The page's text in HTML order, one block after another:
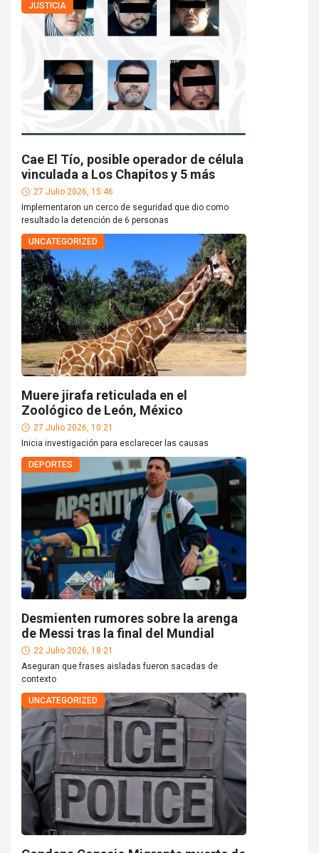
JUSTICIA
Cae El Tío, posible operador de célula
vinculada a Los Chapitos y 5 más
27 Julio 2026, 15:46
Implementaron un cerco de seguridad que dio como
resultado la detención de 6 personas
UNCATEGORIZED
Muere jirafa reticulada en el
Zoológico de León, México
27 Julio 2026, 10:21
Inicia investigación para esclarecer las causas
DEPORTES
Desmienten rumores sobre la arenga
de Messi tras la final del Mundial
22 Julio 2026, 18:21
Aseguran que frases aisladas fueron sacadas de
contexto
UNCATEGORIZED